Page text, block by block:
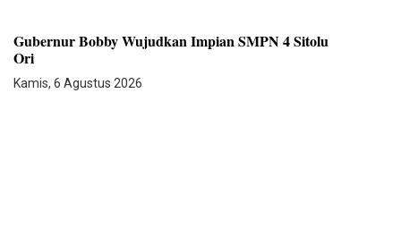
Gubernur Bobby Wujudkan Impian SMPN 4 Sitolu
Ori
Kamis, 6 Agustus 2026